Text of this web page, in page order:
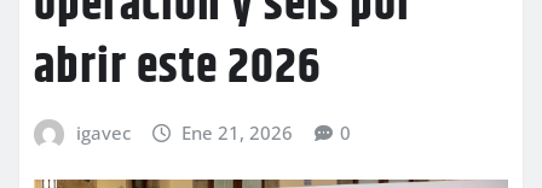
abrir este 2026
igavec Ene 21, 2026 0